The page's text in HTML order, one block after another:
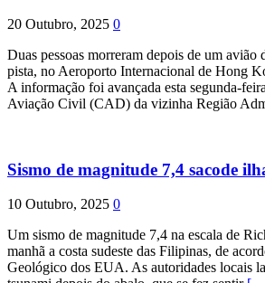
20 Outubro, 2025 0
Duas pessoas morreram depois de um avião
pista, no Aeroporto Internacional de Hong
A informação foi avançada esta segunda-
Aviação Civil (CAD) da vizinha Região
Sismo de magnitude 7,4 sacode
10 Outubro, 2025 0
Um sismo de magnitude 7,4 na escala de
manhã a costa sudeste das Filipinas, de
Geológico dos EUA. As autoridades locais